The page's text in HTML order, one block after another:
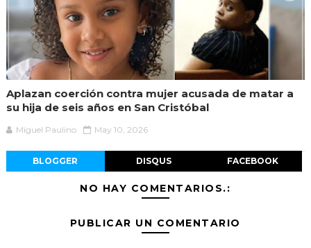
Aplazan coerción contra mujer acusada de matar a
su hija de seis años en San Cristóbal
Miguel Paulino May 10, 2026
BLOGGER DISQUS FACEBOOK
NO HAY COMENTARIOS.:
PUBLICAR UN COMENTARIO